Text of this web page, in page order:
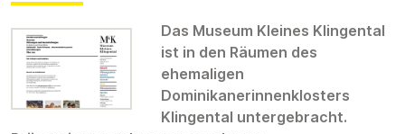
Das Museum Kleines Klingental
ist in den Räumen des
ehemaligen
Dominikanerinnenklosters
Klingental untergebracht.